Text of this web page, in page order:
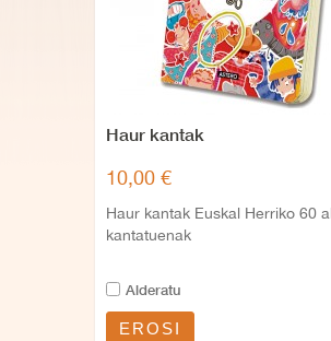
Haur kantak
10,00 €
Haur kantak Euskal Herriko 60
kantatuenak
Alderatu
EROSI